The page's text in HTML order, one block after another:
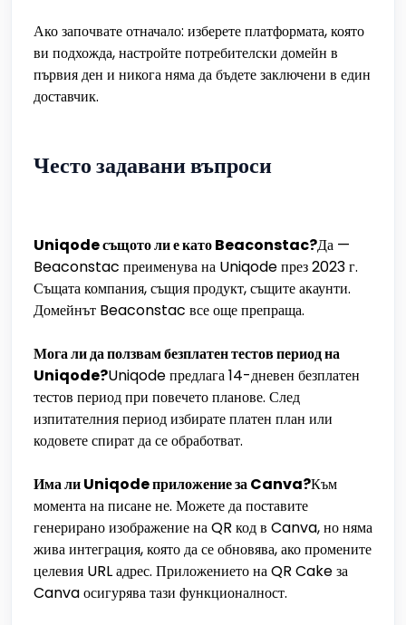
Ако започвате отначало: изберете платформата, която
ви подхожда, настройте потребителски домейн в
първия ден и никога няма да бъдете заключени в един
доставчик.
Често задавани въпроси
Uniqode същото ли е като Beaconstac?Да —
Beaconstac преименува на Uniqode през 2023 г.
Същата компания, същия продукт, същите акаунти.
Домейнът Beaconstac все още препраща.
Мога ли да ползвам безплатен тестов период на
Uniqode?Uniqode предлага 14-дневен безплатен
тестов период при повечето планове. След
изпитателния период избирате платен план или
кодовете спират да се обработват.
Има ли Uniqode приложение за Canva?Към
момента на писане не. Можете да поставите
генерирано изображение на QR код в Canva, но няма
жива интеграция, която да се обновява, ако промените
целевия URL адрес. Приложението на QR Cake за
Canva осигурява тази функционалност.